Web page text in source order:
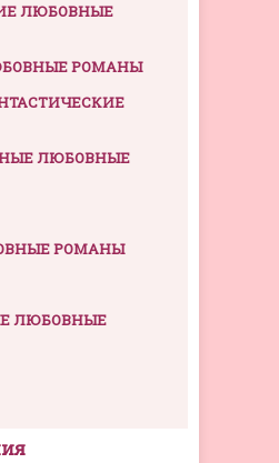
ЛЮБОВНЫЕ
РОМАНЫ
ЛЮБОВНЫЕ
РОМАНЫ
ЛЮБОВНЫЕ